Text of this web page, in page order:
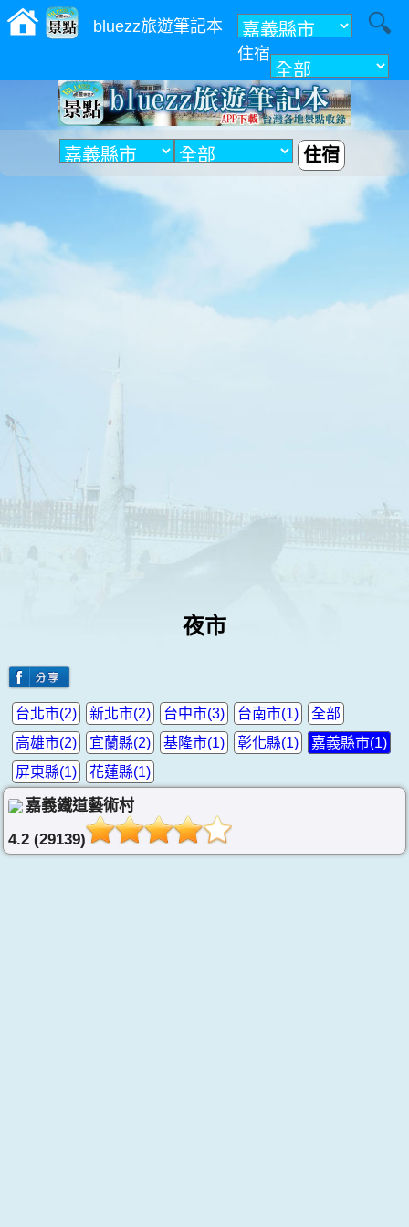
bluezz旅遊筆記本
住宿
附近
住宿
夜市
全部
台北市(2) 新北市(2) 台中市(3)
台南市(1)
高雄市(2)
宜蘭縣(2) 基隆市(1) 彰化縣(1)
嘉義縣市(1)
屏東縣(1)
花蓮縣(1)
嘉義鐵道藝術村
4.2 (29139)